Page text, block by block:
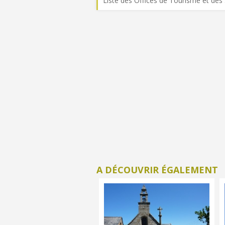
A DÉCOUVRIR ÉGALEMENT